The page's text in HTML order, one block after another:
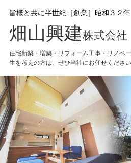
皆様と共に半世紀［創業］昭和３２年
畑山興建株式会社
住宅新築・増築・リフォーム工事・リノベ
生を考えの方は、ぜひ当社にお任せください
HOME
お知らせ
会社概要
Ｑ＆Ａ